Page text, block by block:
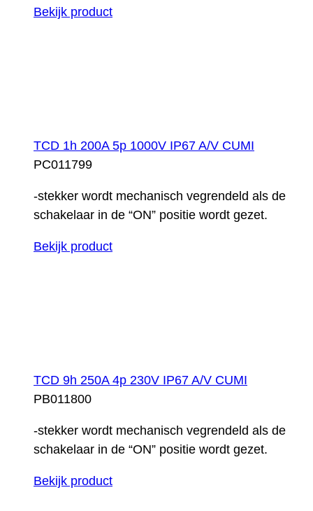
Bekijk product
TCD 1h 200A 5p 1000V IP67 A/V CUMI
PC011799
-stekker wordt mechanisch vegrendeld als de
schakelaar in de “ON” positie wordt gezet.
Bekijk product
TCD 9h 250A 4p 230V IP67 A/V CUMI
PB011800
-stekker wordt mechanisch vegrendeld als de
schakelaar in de “ON” positie wordt gezet.
Bekijk product